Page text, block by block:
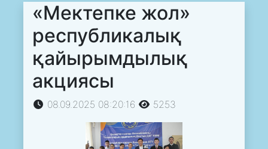
«Мектепке жол»
республикалық
қайырымдылық
акциясы
08.09.2025 08:20:16 5253